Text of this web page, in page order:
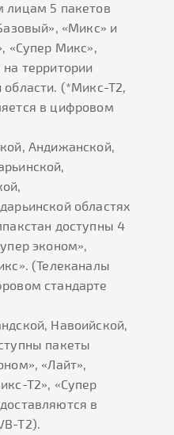
лицам 5 пакетов
«Микс» и
«Супер Микс»,
территории
(*Микс-Т2,
в цифровом
Андижанской,
областях
доступны 4
эконом»,
(Телеканалы
стандарте
Навоийской,
пакеты
«Лайт»,
Т2», «Супер
в
T2).